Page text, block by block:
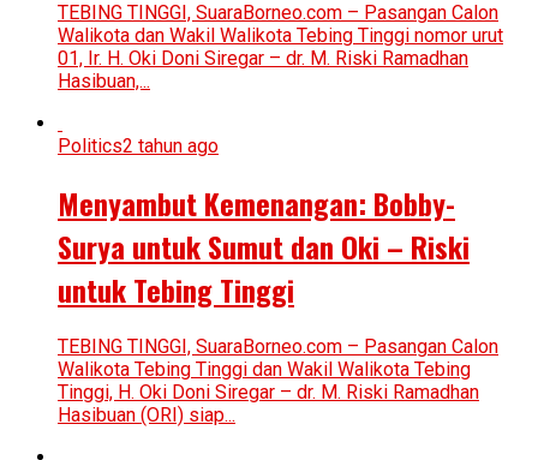
TEBING TINGGI, SuaraBorneo.com – Pasangan Calon
Walikota dan Wakil Walikota Tebing Tinggi nomor urut
01, Ir. H. Oki Doni Siregar – dr. M. Riski Ramadhan
Hasibuan,...
Politics2 tahun ago
Menyambut Kemenangan: Bobby-
Surya untuk Sumut dan Oki – Riski
untuk Tebing Tinggi
TEBING TINGGI, SuaraBorneo.com – Pasangan Calon
Walikota Tebing Tinggi dan Wakil Walikota Tebing
Tinggi, H. Oki Doni Siregar – dr. M. Riski Ramadhan
Hasibuan (ORI) siap...